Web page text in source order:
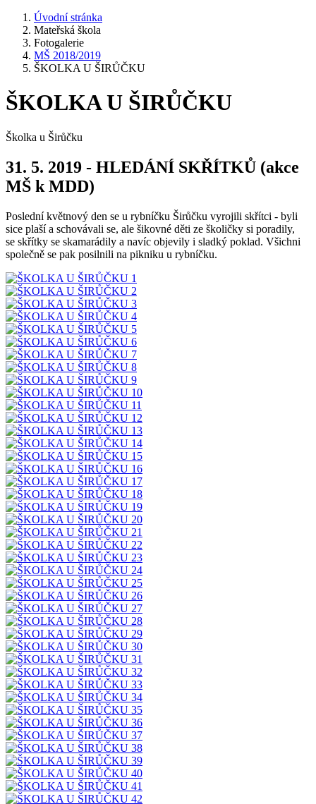
Úvodní stránka
Mateřská škola
Fotogalerie
MŠ 2018/2019
ŠKOLKA U ŠIRŮČKU
ŠKOLKA U ŠIRŮČKU
Školka u Širůčku
31. 5. 2019 - HLEDÁNÍ SKŘÍTKŮ (akce
MŠ k MDD)
Poslední květnový den se u rybníčku Širůčku vyrojili skřítci - byli
sice plaší a schovávali se, ale šikovné děti ze školičky si poradily,
se skřítky se skamarádily a navíc objevily i sladký poklad. Všichni
společně se pak posilnili na pikniku u rybníčku.